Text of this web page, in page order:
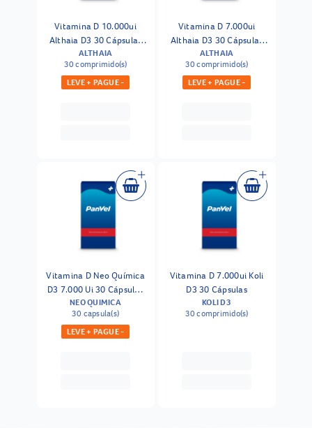
Vitamina D 10.000ui
Althaia D3 30 Cápsulas
Moles
ALTHAIA
30 comprimido(s)
LEVE + PAGUE -
Vitamina D 7.000ui
Althaia D3 30 Cápsulas
Moles
ALTHAIA
30 comprimido(s)
LEVE + PAGUE -
Vitamina D Neo Química
D3 7.000 Ui 30 Cápsulas
Gelatinosas
NEO QUIMICA
30 capsula(s)
LEVE + PAGUE -
Vitamina D 7.000ui Koli
D3 30 Cápsulas
KOLI D3
30 comprimido(s)